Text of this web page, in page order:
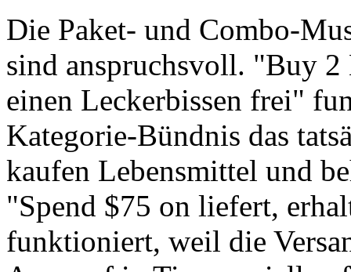
Die Paket- und Combo-
sind anspruchsvoll. "Buy 2
einen Leckerbissen frei"
Kategorie-Bündnis das
kaufen Lebensmittel und
"Spend $75 on liefert,
funktioniert, weil die